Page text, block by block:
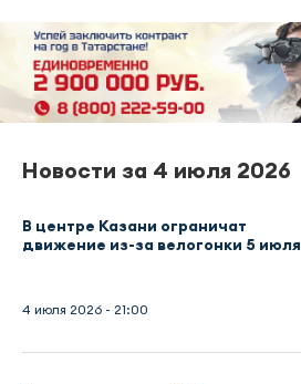
Новости за 4 июля 2026
В центре Казани ограничат
движение из-за велогонки 5 июля
4 июля 2026 - 21:00